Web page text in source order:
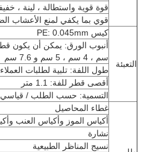
قوة قوية واستطالة ، لينة ،
قوي بما يكفي لمنع الأعشاب
التعبئة
كيس PE: 0.045mm
سم ، 4 سم ، 5 سم و 7.6 سم
طول اللفة: تلبية لطلبات العملاء
أقصى قطر للفة: 1.1 متر
التسمية: حسب الطلب / قياسي
غطاء المحاصيل
أكياس الموز وأكياس العنب
نشارة
نسيج المناظر الطبيعية